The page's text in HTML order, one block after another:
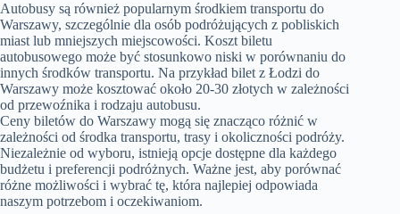
Autobusy są również popularnym środkiem transportu do
Warszawy, szczególnie dla osób podróżujących z pobliskich
miast lub mniejszych miejscowości. Koszt biletu
autobusowego może być stosunkowo niski w porównaniu do
innych środków transportu. Na przykład bilet z Łodzi do
Warszawy może kosztować około 20-30 złotych w zależności
od przewoźnika i rodzaju autobusu.
Ceny biletów do Warszawy mogą się znacząco różnić w
zależności od środka transportu, trasy i okoliczności podróży.
Niezależnie od wyboru, istnieją opcje dostępne dla każdego
budżetu i preferencji podróżnych. Ważne jest, aby porównać
różne możliwości i wybrać tę, która najlepiej odpowiada
naszym potrzebom i oczekiwaniom.